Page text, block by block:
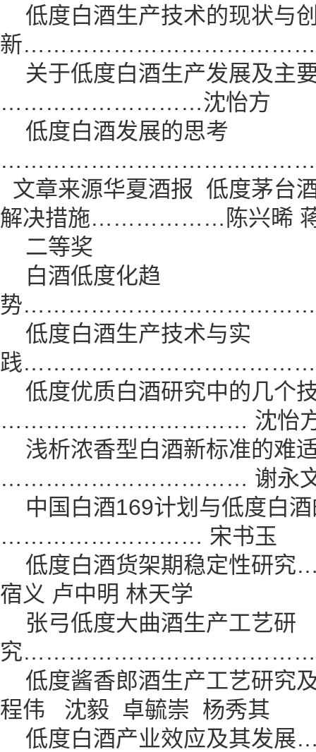
低度白酒生产技术的现状与
新……………………………………
关于低度白酒生产发展及主
………………………沈怡方
低度白酒发展的思考
文章来源华夏酒报 低度茅台
解决措施………………陈兴晞
二等奖
白酒低度化趋
势
低度白酒生产技术与实
践
低度优质白酒研究中的几个
…………………………… 沈怡
浅析浓香型白酒新标准的难
…………………………… 谢永文
中国白酒169计划与低度白酒
……………………… 宋书玉
低度白酒货架期稳定性研
宿义 卢中明 林天学
张弓低度大曲酒生产工艺研
究………………………………………
低度酱香郎酒生产工艺
程伟 沈毅 卓毓崇 杨秀其
低度白酒产业效应及其